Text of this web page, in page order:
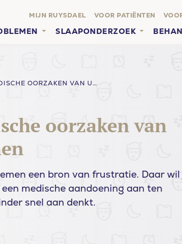
MIJN RUYSDAEL VOOR PATIËNTEN
SLAAPONDERZOEK
7 MOGELIJKE MEDISCHE OORZAKEN VAN UW SLAAPPROBLEMEN
oorzaken van
een bron van frustratie. Daar wil
medische aandoening aan ten
snel aan denkt.